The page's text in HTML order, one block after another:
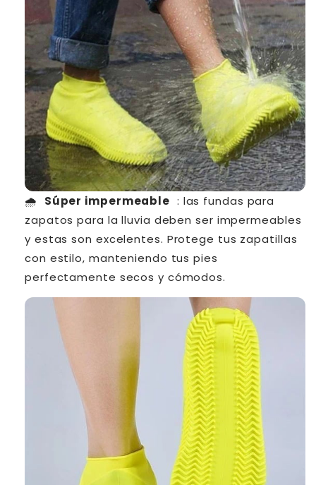
🌧️ Súper impermeable : las fundas para
zapatos para la lluvia deben ser impermeables
y estas son excelentes. Protege tus zapatillas
con estilo, manteniendo tus pies
perfectamente secos y cómodos.